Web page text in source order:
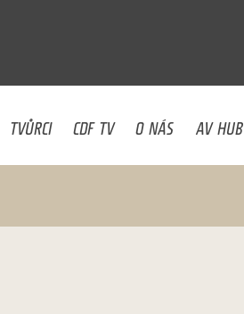
TVŮRCI CDF TV O NÁS AV HUB